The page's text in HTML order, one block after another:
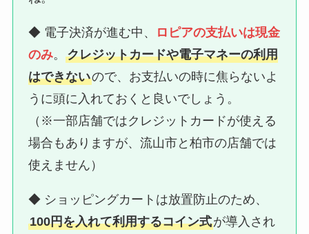
◆ 電子決済が進む中、
ロピアの支払いは現金
のみ。クレジットカードや電子マネーの利用
はできないので、お支払いの時に焦らないよ
うに頭に入れておくと良いでしょう。
（※一部店舗ではクレジットカードが使える
場合もありますが、流山市と柏市の店舗では
使えません）
◆ ショッピングカートは放置防止のため、
100円を入れて利用するコイン式が導入され